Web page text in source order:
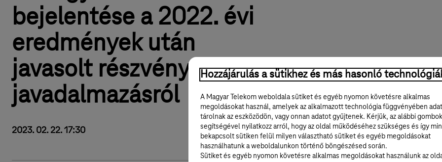
bejelentése a 2022. évi
eredmények után
javasolt részvényesi
javadalmazásról
2023. 02. 22. 17:30
Hozzájárulás a sütikhez és más hasonló
A Magyar Telekom weboldala sütiket és egyéb nyomon követésre alkalmas
megoldásokat használ, amelyek az alkalmazott technológia függvényében
tárolnak az eszközödön, vagy onnan adatot gyűjtenek. Kérjük, az alábbi gombok
segítségével nyilatkozz arról, hogy az oldal működéséhez szükséges és így
bekapcsolt sütiken felül milyen választható sütiket és egyéb megoldásokat
használhatunk a weboldalunkon történő böngészésed során.
Sütiket és egyéb nyomon követésre alkalmas megoldásokat használunk az